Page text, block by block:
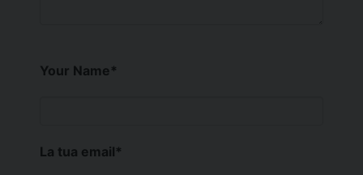
Your Name*
La tua email*